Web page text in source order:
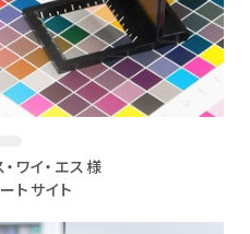
ワイ・エス様
トサイト